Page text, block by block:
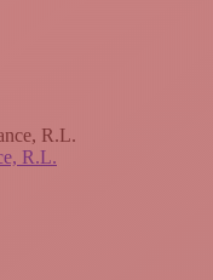
R.L.